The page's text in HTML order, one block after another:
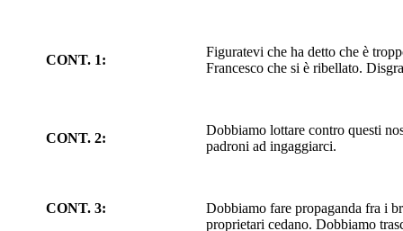
CONT. 1:
Figuratevi che ha detto che è
Francesco che si è ribellato.
CONT. 2:
Dobbiamo lottare contro questi
padroni ad ingaggiarci.
CONT. 3:
Dobbiamo fare propaganda fra i
proprietari cedano. Dobbiamo